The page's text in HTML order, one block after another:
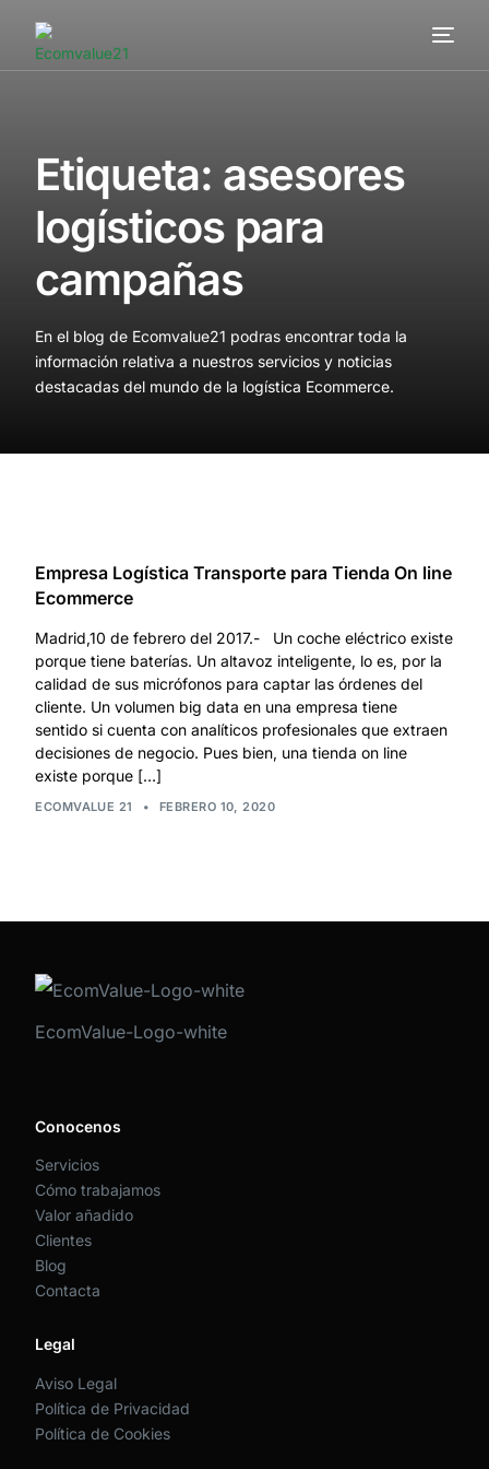
Etiqueta: asesores
logísticos para
campañas
En el blog de Ecomvalue21 podras encontrar toda la
información relativa a nuestros servicios y noticias
destacadas del mundo de la logística Ecommerce.
Empresa Logística Transporte para Tienda On line
Ecommerce
Madrid,10 de febrero del 2017.- Un coche eléctrico existe
porque tiene baterías. Un altavoz inteligente, lo es, por la
calidad de sus micrófonos para captar las órdenes del
cliente. Un volumen big data en una empresa tiene
sentido si cuenta con analíticos profesionales que extraen
decisiones de negocio. Pues bien, una tienda on line
existe porque […]
ECOMVALUE 21 • FEBRERO 10, 2020
EcomValue-Logo-white
Conocenos
Servicios
Cómo trabajamos
Valor añadido
Clientes
Blog
Contacta
Legal
Aviso Legal
Política de Privacidad
Política de Cookies
Valor añadido
Clientes
Contacta